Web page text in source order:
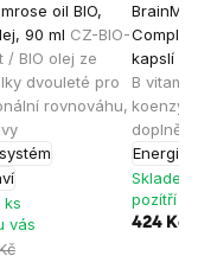
oil BIO,
90 ml CZ-BIO-
/ BIO olej ze
dvouleté pro
rovnováhu,
ks
vás
BrainMax
kapslí
B vitamínů
doplněk
Energie
Skladem >
pozítří
424 Kč